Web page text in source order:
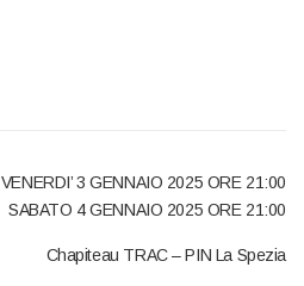
VENERDI’ 3 GENNAIO 2025 ORE 21:00
SABATO 4 GENNAIO 2025 ORE 21:00
Chapiteau TRAC – PIN La Spezia